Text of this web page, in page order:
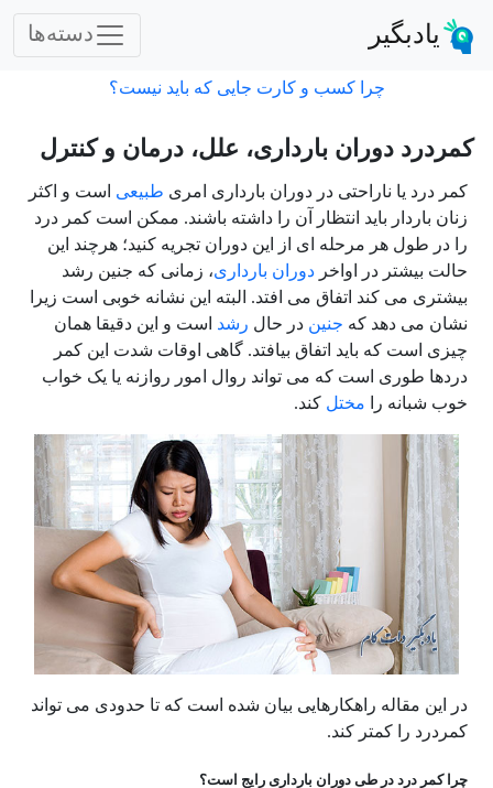
یادبگیر دسته‌ها
چرا کسب و کارت جایی که باید نیست؟
کمردرد دوران بارداری، علل، درمان و کنترل
کمر درد یا ناراحتی در دوران بارداری امری طبیعی است و اکثر
زنان باردار باید انتظار آن را داشته باشند. ممکن است کمر درد
را در طول هر مرحله ای از این دوران تجریه کنید؛ هرچند این
حالت بیشتر در اواخر دوران بارداری، زمانی که جنین رشد
بیشتری می کند اتفاق می افتد. البته این نشانه خوبی است زیرا
نشان می دهد که جنین در حال رشد است و این دقیقا همان
چیزی است که باید اتفاق بیافتد. گاهی اوقات شدت این کمر
دردها طوری است که می تواند روال امور روازنه یا یک خواب
خوب شبانه را مختل کند.
در این مقاله راهکارهایی بیان شده است که تا حدودی می تواند
کمردرد را کمتر کند.
چرا کمر درد در طی دوران بارداری رایج است؟